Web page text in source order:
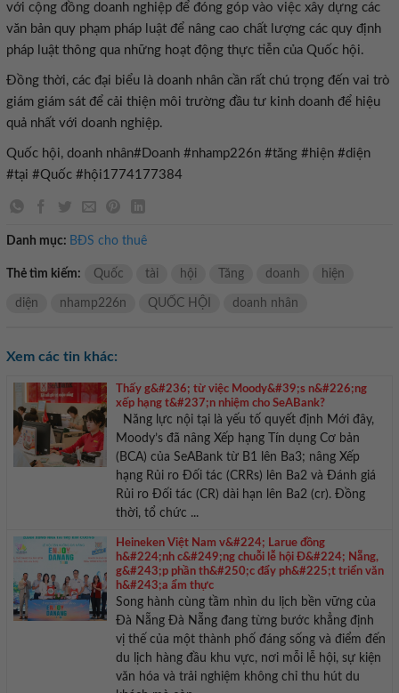
với cộng đồng doanh nghiệp để đóng góp vào việc xây dựng các
văn bản quy phạm pháp luật để nâng cao chất lượng các quy định
pháp luật thông qua những hoạt động thực tiễn của Quốc hội.
Đồng thời, các đại biểu là doanh nhân cần rất chú trọng đến vai trò
giám giám sát để cải thiện môi trường đầu tư kinh doanh để hiệu
quả nhất với doanh nghiệp.
Quốc hội, doanh nhân#Doanh #nhamp226n #tăng #hiện #diện
#tại #Quốc #hội1774177384
Danh mục: BĐS cho thuê
Thẻ tìm kiếm: Quốc tài hội Tăng doanh hiện
diện nhamp226n QUỐC HỘI doanh nhân
Xem các tin khác:
Thấy g&#236; từ việc Moody&#39;s n&#226;ng
xếp hạng t&#237;n nhiệm cho SeABank?
Năng lực nội tại là yếu tố quyết định Mới đây,
Moody’s đã nâng Xếp hạng Tín dụng Cơ bản
(BCA) của SeABank từ B1 lên Ba3; nâng Xếp
hạng Rủi ro Đối tác (CRRs) lên Ba2 và Đánh giá
Rủi ro Đối tác (CR) dài hạn lên Ba2 (cr). Đồng
thời, tổ chức ...
Heineken Việt Nam v&#224; Larue đồng
h&#224;nh c&#249;ng chuỗi lễ hội Đ&#224; Nẵng,
g&#243;p phần th&#250;c đẩy ph&#225;t triển văn
h&#243;a ẩm thực
Đà Nẵng‏ ‏Đà Nẵng đang từng bước khẳng định
vị thế của một thành phố đáng sống và điểm đến
du lịch hàng đầu khu vực, nơi mỗi lễ hội, sự kiện
văn hóa và trải nghiệm không chỉ thu hút du